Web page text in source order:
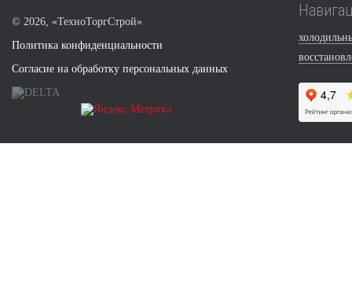
© 2026, «ТехноТоргСтрой»
Политика конфиденциальности
Согласие на обработку персональных данных